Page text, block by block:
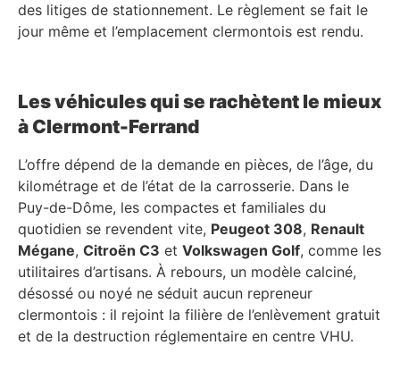
des litiges de stationnement. Le règlement se fait le
jour même et l’emplacement clermontois est rendu.
Les véhicules qui se rachètent le mieux
à Clermont-Ferrand
L’offre dépend de la demande en pièces, de l’âge, du
kilométrage et de l’état de la carrosserie. Dans le
Puy-de-Dôme, les compactes et familiales du
quotidien se revendent vite, Peugeot 308, Renault
Mégane, Citroën C3 et Volkswagen Golf, comme les
utilitaires d’artisans. À rebours, un modèle calciné,
désossé ou noyé ne séduit aucun repreneur
clermontois : il rejoint la filière de l’enlèvement gratuit
et de la destruction réglementaire en centre VHU.